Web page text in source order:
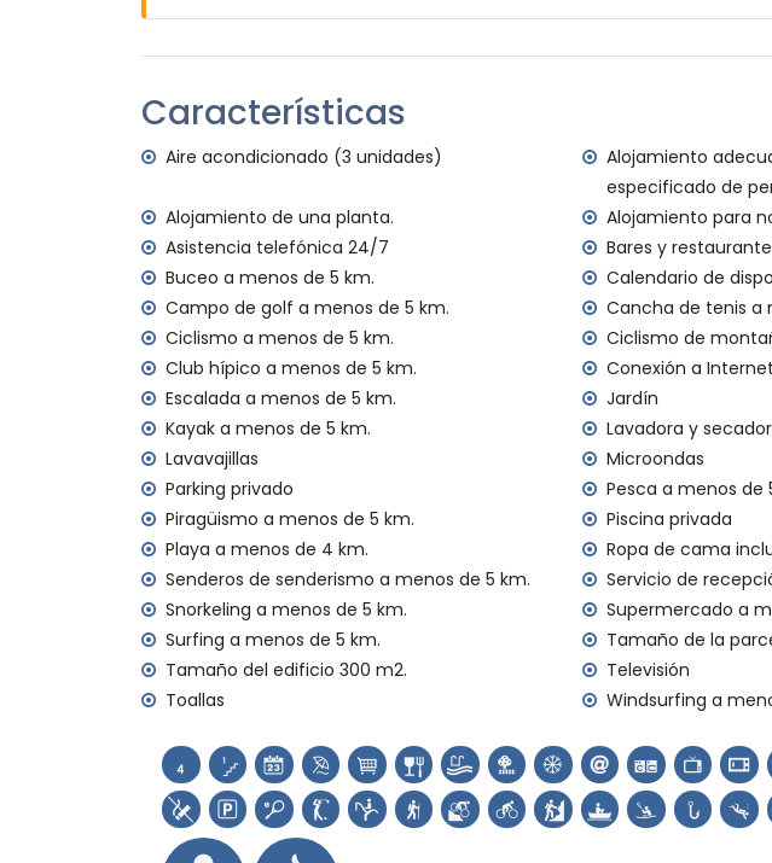
Playa más cercana: La Grava, Xàbia (a menos de 4 kilómetros de la
Aeropuerto más cercano: Alicante (a menos de 100 kilómetros de la
Segundo aeropuerto más cercano: Valencia (> 100 kilómetros)
No se permite fumar
No se admiten mascotas
El alojamiento es muy adecuado para familias con niños
Instalaciones y servicios incluidos en el precio del alquiler de la villa
Internet (WiFi)
Plancha y tabla de planchar
Ropa de cama y toallas
Servicio de recepción y servicio de emergencia 24 horas
Aire acondicionado
Instalaciones y servicios con coste adicional
Cama/cuna para niños (bajo demanda)
Entretenimiento y actividades de ocio para sus vacaciones en
Discoteca, bar y paseo marítimo (Paseo Marítimo) (a menos de 5
Museo (Histórico de Xàbia, Xàbia), iglesia (Virgen de Loreto, Puerto,
Viento, Xàbia), monumento (Pueblo de Xàbia, Xàbia), edificio
Xàbia), lugar histórico (Pueblo de Xàbia y Xàbia) (a menos de 5
Castillo (Portal de la Vila y Dénia) (a menos de 10 kilómetros del
Deportes
Tenis, golf (La Sella, Dénia), equitación, senderismo, ciclismo de
canoa, kayak, pesca, buceo, snorkel, surf y windsurf (a menos de 5
Características
Aire acondicionado (3 unidades)
Alojamiento
especificado de
Alojamiento de una planta.
Alojamiento para
Asistencia telefónica 24/7
Bares y
Buceo a menos de 5 km.
Calendario de
Campo de golf a menos de 5 km.
Cancha de tenis a
Ciclismo a menos de 5 km.
Ciclismo de
Club hípico a menos de 5 km.
Conexión a Internet
Escalada a menos de 5 km.
Jardín
Kayak a menos de 5 km.
Lavadora y
Lavavajillas
Microondas
Parking privado
Pesca a menos de
Piragüismo a menos de 5 km.
Piscina privada
Playa a menos de 4 km.
Ropa de cama
Senderos de senderismo a menos de 5 km.
Servicio de
Snorkeling a menos de 5 km.
Supermercado a
Surfing a menos de 5 km.
Tamaño de la
Tamaño del edificio 300 m2.
Televisión
Toallas
Windsurfing a